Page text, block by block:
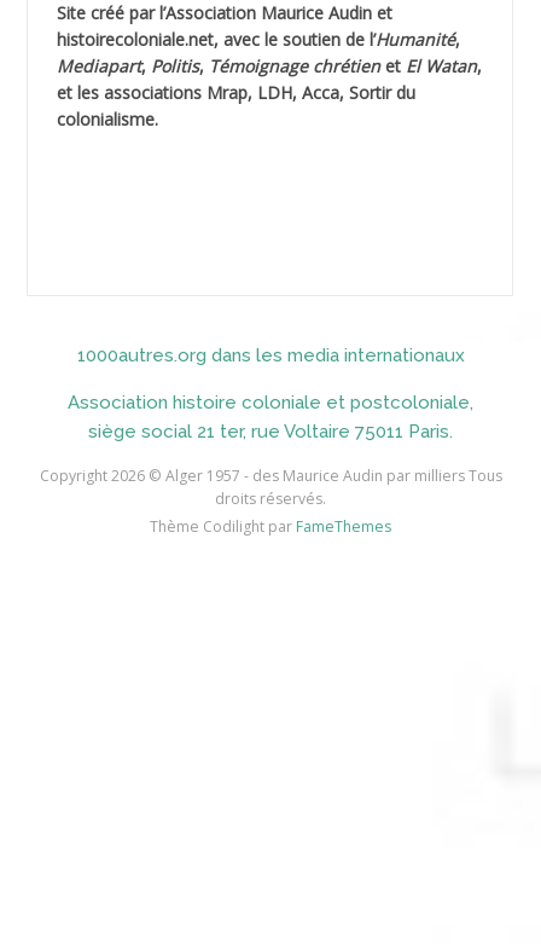
AHLOUCHE Mabrouk *
AIBLIED Ahmed
AICI (ou AISSI) Laïd
AIDI
AININE Abdelkader
Site créé par l’Association Maurice Audinet
histoirecoloniale.net, avec le soutien de l’Humanité,
Mediapart, Politis, Témoignage chrétienet El Watan,
et les associations Mrap, LDH, Acca, Sortir du
colonialisme.
1000autres.org dans les media internationaux
Association histoire coloniale et postcoloniale,
siège social 21 ter, rue Voltaire 75011 Paris.
Copyright 2026 © Alger 1957 - des Maurice Audin par milliers Tous
droits réservés.
Thème Codilight par FameThemes